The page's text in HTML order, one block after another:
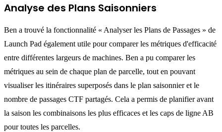
Analyse des Plans Saisonniers
Ben a trouvé la fonctionnalité « Analyser les Plans de Passages » de
Launch Pad également utile pour comparer les métriques d'efficacité
entre différentes largeurs de machines. Ben a pu comparer les
métriques au sein de chaque plan de parcelle, tout en pouvant
visualiser les itinéraires superposés dans le plan saisonnier et le
nombre de passages CTF partagés. Cela a permis de planifier avant
la saison les combinaisons les plus efficaces et les caps de ligne AB
pour toutes les parcelles.